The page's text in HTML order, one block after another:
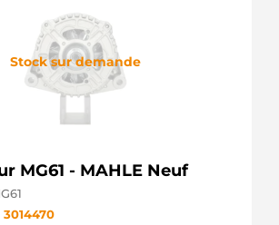
Stock sur demande
MG61 - MAHLE Neuf
3014470